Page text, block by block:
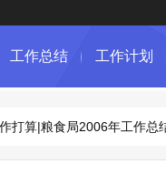
工作总结 工作计划
打算|粮食局2006年工作总